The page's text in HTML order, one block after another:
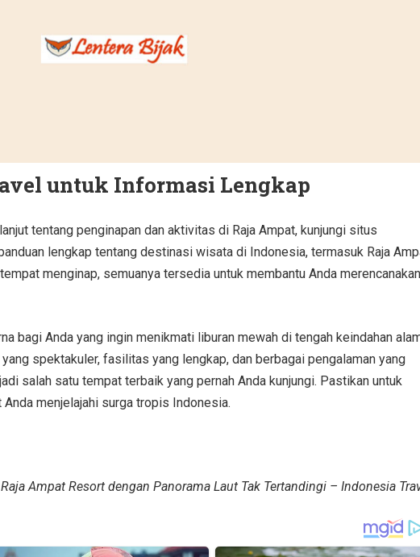
untuk Informasi Lengkap
tentang penginapan dan aktivitas di Raja Ampat, kunjungi situs
lengkap tentang destinasi wisata di Indonesia, termasuk Raja
menginap, semuanya tersedia untuk membantu Anda merencanakan
bagi Anda yang ingin menikmati liburan mewah di tengah keindahan
spektakuler, fasilitas yang lengkap, dan berbagai pengalaman yang
salah satu tempat terbaik yang pernah Anda kunjungi. Pastikan untuk
menjelajahi surga tropis Indonesia.
Ampat Resort dengan Panorama Laut Tak Tertandingi – Indonesia